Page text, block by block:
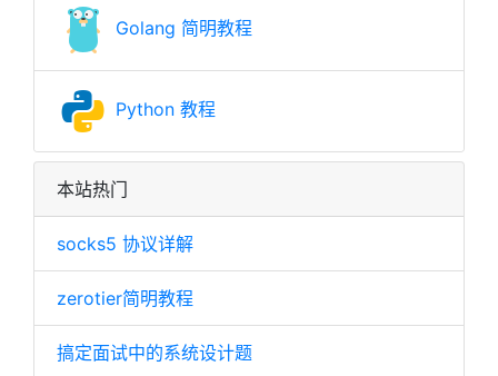
Golang 简明教程
Python 教程
本站热门
socks5 协议详解
zerotier简明教程
搞定面试中的系统设计题